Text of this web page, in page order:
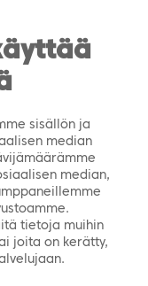
sisällön ja
median
median,
tietoja muihin
joita on kerätty,
FI SV